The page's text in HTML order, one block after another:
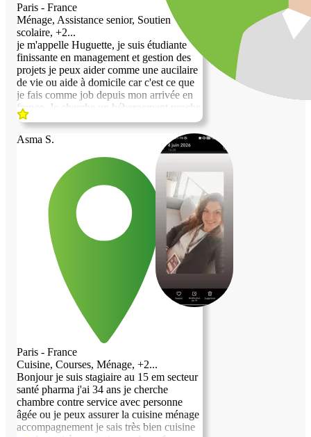
Paris - France
Ménage, Assistance senior, Soutien
scolaire, +2...
je m'appelle Huguette, je suis étudiante
finissante en management et gestion des
projets je peux aider comme une aucilaire
de vie ou aide à domicile car c'est ce que
je fais comme job depuis mon arrivée en
france, Je cherche un hébergement proche
de paris ou aux alentours à partir du 10
respectueuse et laborieuse.
Asma S.
Paris - France
Cuisine, Courses, Ménage, +2...
Bonjour je suis stagiaire au 15 em secteur
santé pharma j'ai 34 ans je cherche
chambre contre service avec personne
âgée ou je peux assurer la cuisine ménage
accompagnement je sais très bien cuisine